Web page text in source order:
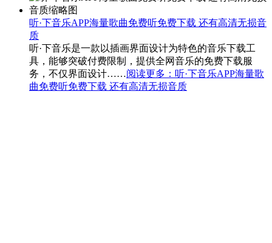
听·下音乐APP海量歌曲免费听免费下载 还有高清无损音
质
听·下音乐是一款以插画界面设计为特色的音乐下载工
具，能够突破付费限制，提供全网音乐的免费下载服
务，不仅界面设计……阅读更多 ：听·下音乐APP海量歌
曲免费听免费下载 还有高清无损音质